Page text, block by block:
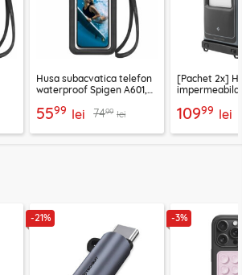
Husa subacvatica telefon
waterproof Spigen A601,
5599 lei 7499 lei
[Pachet 2x]
impermeabila
10999 lei
-21% -3%